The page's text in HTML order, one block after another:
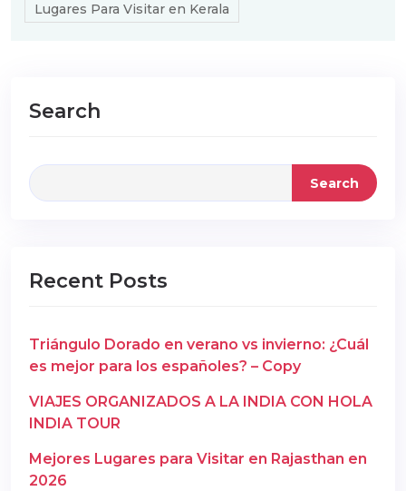
Lugares Para Visitar en Kerala
Search
Search
Recent Posts
Triángulo Dorado en verano vs invierno: ¿Cuál
es mejor para los españoles? – Copy
VIAJES ORGANIZADOS A LA INDIA CON HOLA
INDIA TOUR
Mejores Lugares para Visitar en Rajasthan en
2026